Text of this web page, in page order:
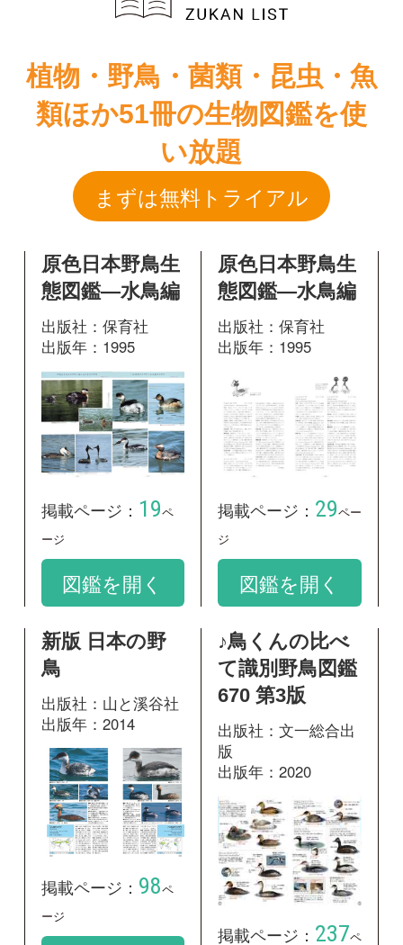
い放題
原色日本野鳥生
出版年：1995
掲載ページ：19ペ
ージ
図鑑を開く
原色日本野鳥生
態図鑑―水鳥編
出版社：保育社
掲載ページ： 29ペー
図鑑を開く
新版 日本の野
鳥
出版社：山と溪谷社
掲載ページ：98ペ
ージ
図鑑を開く
♪鳥くんの比べ
て識別野鳥図鑑
670 第3版
出版社：文一総合出
出版年：2020
掲載ページ：237ペ
図鑑を開く
日本の鳥550 水
辺の鳥 増補改
訂版
出版社：文一総合出
出版年：2009